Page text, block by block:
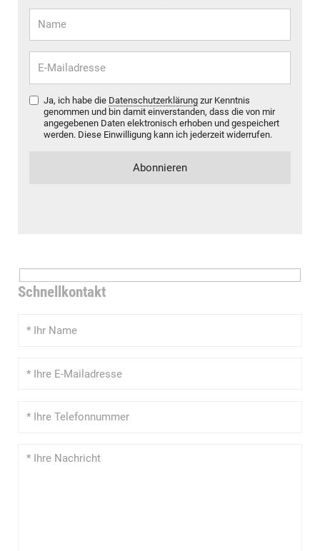
Ja, ich habe die Datenschutzerklärung zur Kenntnis
genommen und bin damit einverstanden, dass die von mir
angegebenen Daten elektronisch erhoben und gespeichert
werden. Diese Einwilligung kann ich jederzeit widerrufen.
Schnellkontakt